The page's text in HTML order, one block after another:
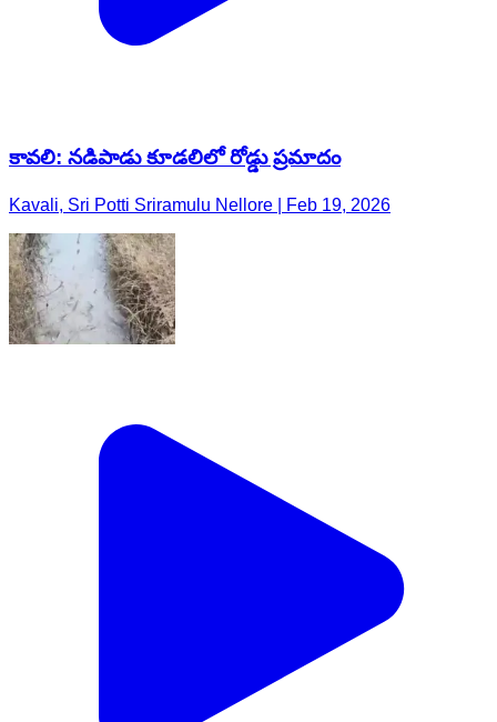
కావలి: నడిపాడు కూడలిలో రోడ్డు ప్రమాదం
Kavali, Sri Potti Sriramulu Nellore | Feb 19, 2026